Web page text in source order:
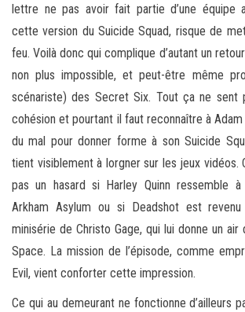
lettre ne pas avoir fait partie d’une équipe
cette version du Suicide Squad, risque de
feu. Voilà donc qui complique d’autant un
non plus impossible, et peut-être même
scénariste) des Secret Six. Tout ça ne sent
cohésion et pourtant il faut reconnaître à
du mal pour donner forme à son Suicide
tient visiblement à lorgner sur les jeux vidéos.
pas un hasard si Harley Quinn ressemble
Arkham Asylum ou si Deadshot est
minisérie de Christo Gage, qui lui donne un air
Space. La mission de l’épisode, comme
Evil, vient conforter cette impression.
Ce qui au demeurant ne fonctionne d’ailleurs